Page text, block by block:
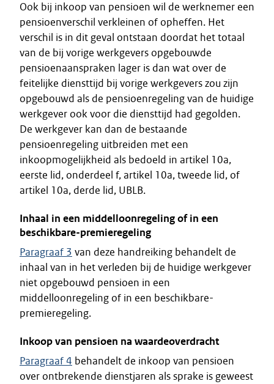
Ook bij inkoop van pensioen wil de werknemer een
pensioenverschil verkleinen of opheffen. Het
verschil is in dit geval ontstaan doordat het totaal
van de bij vorige werkgevers opgebouwde
pensioenaanspraken lager is dan wat over de
feitelijke diensttijd bij vorige werkgevers zou zijn
opgebouwd als de pensioenregeling van de huidige
werkgever ook voor die diensttijd had gegolden.
De werkgever kan dan de bestaande
pensioenregeling uitbreiden met een
inkoopmogelijkheid als bedoeld in artikel 10a,
eerste lid, onderdeel f, artikel 10a, tweede lid, of
artikel 10a, derde lid, UBLB.
Inhaal in een middelloonregeling of in een
beschikbare-premieregeling
Paragraaf 3 van deze handreiking behandelt de
inhaal van in het verleden bij de huidige werkgever
niet opgebouwd pensioen in een
middelloonregeling of in een beschikbare-
premieregeling.
Inkoop van pensioen na waardeoverdracht
Paragraaf 4 behandelt de inkoop van pensioen
over ontbrekende dienstjaren als sprake is geweest